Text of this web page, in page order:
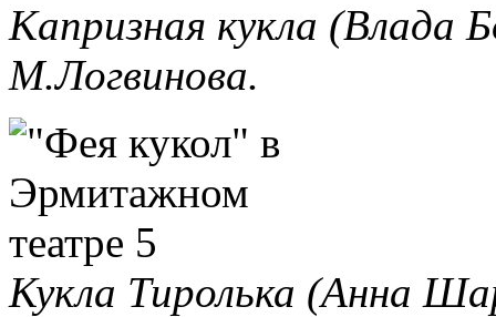
Капризная кукла (Влада
М.Логвинова.
Кукла Тиролька (Анна